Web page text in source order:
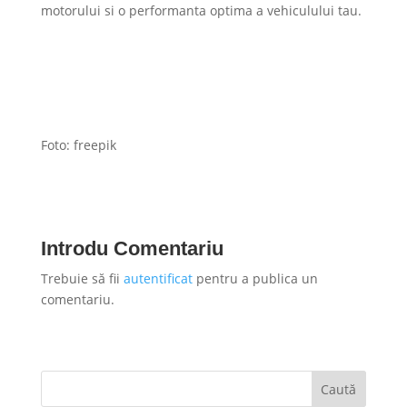
motorului si o performanta optima a vehiculului tau.
Foto: freepik
Introdu Comentariu
Trebuie să fii autentificatpentru a publica un
comentariu.